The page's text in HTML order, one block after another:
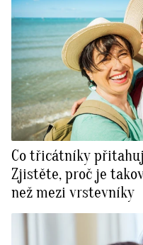
Co třicátníky
Zjistěte, proč je
než mezi vrstevníky